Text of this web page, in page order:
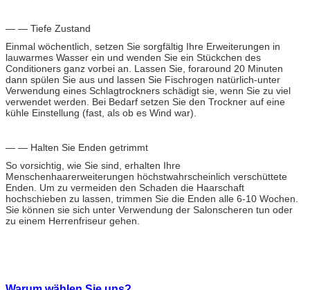
— — Tiefe Zustand
Einmal wöchentlich, setzen Sie sorgfältig Ihre Erweiterungen in
lauwarmes Wasser ein und wenden Sie ein Stückchen des
Conditioners ganz vorbei an. Lassen Sie, foraround 20 Minuten
dann spülen Sie aus und lassen Sie Fischrogen natürlich-unter
Verwendung eines Schlagtrockners schädigt sie, wenn Sie zu viel
verwendet werden. Bei Bedarf setzen Sie den Trockner auf eine
kühle Einstellung (fast, als ob es Wind war).
— — Halten Sie Enden getrimmt
So vorsichtig, wie Sie sind, erhalten Ihre
Menschenhaarerweiterungen höchstwahrscheinlich verschüttete
Enden. Um zu vermeiden den Schaden die Haarschaft
hochschieben zu lassen, trimmen Sie die Enden alle 6-10 Wochen.
Sie können sie sich unter Verwendung der Salonscheren tun oder
zu einem Herrenfriseur gehen.